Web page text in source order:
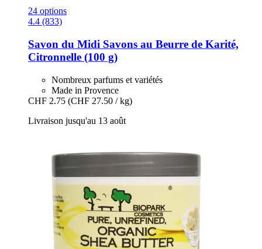
24 options
4.4 (833)
Savon du Midi Savons au Beurre de Karité,
Citronnelle (100 g)
Nombreux parfums et variétés
Made in Provence
CHF 2.75 (CHF 27.50 / kg)
Livraison jusqu'au 13 août